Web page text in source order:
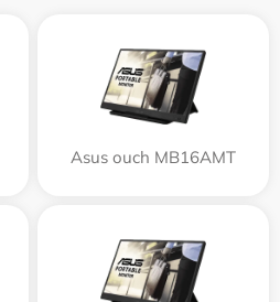
Asus ouch MB16AMT